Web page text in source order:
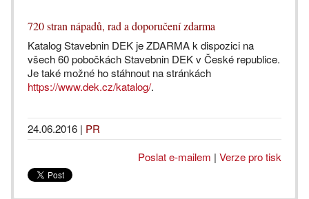
720 stran nápadů, rad a doporučení zdarma
Katalog Stavebnin DEK je ZDARMA k dispozici na
všech 60 pobočkách Stavebnin DEK v České republice.
Je také možné ho stáhnout na stránkách
https://www.dek.cz/katalog/.
24.06.2016 | PR
Poslat e-mailem | Verze pro tisk